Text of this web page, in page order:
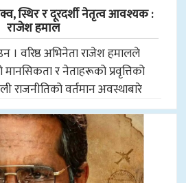
स्थिर र दूरदर्शी नेतृत्व आवश्यक :
राजेश हमाल
। वरिष्ठ अभिनेता राजेश हमालले
मानसिकता र नेताहरूको प्रवृत्तिको
राजनीतिको वर्तमान अवस्थाबारे